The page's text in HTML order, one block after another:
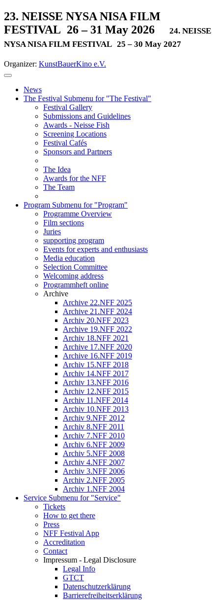
23. NEISSE NYSA NISA FILM
FESTIVAL 26 – 31 May 2026
24. NEISSE
NYSA NISA FILM FESTIVAL 25 – 30 May 2027
Organizer: KunstBauerKino e.V.
News
The Festival Submenu for "The Festival"
Festival Gallery
Submissions and Guidelines
Awards - Neisse Fish
Screening Locations
Festival Cafés
Sponsors and Partners
The Idea
Awards for the NFF
The Team
Program Submenu for "Program"
Programme Overview
Film sections
Juries
supporting program
Events for experts and enthusiasts
Media education
Selection Committee
Welcoming address
Programmheft online
Archive
Archive 22.NFF 2025
Archive 21.NFF 2024
Archiv 20.NFF 2023
Archive 19.NFF 2022
Archiv 18.NFF 2021
Archive 17.NFF 2020
Archive 16.NFF 2019
Archiv 15.NFF 2018
Archiv 14.NFF 2017
Archiv 13.NFF 2016
Archiv 12.NFF 2015
Archiv 11.NFF 2014
Archiv 10.NFF 2013
Archiv 9.NFF 2012
Archiv 8.NFF 2011
Archiv 7.NFF 2010
Archiv 6.NFF 2009
Archiv 5.NFF 2008
Archiv 4.NFF 2007
Archiv 3.NFF 2006
Archiv 2.NFF 2005
Archiv 1.NFF 2004
Service Submenu for "Service"
Tickets
How to get there
Press
NFF Festival App
Accreditation
Contact
Impressum - Legal Disclosure
Legal Info
GTCT
Datenschutzerklärung
Barrierefreiheitserklärung